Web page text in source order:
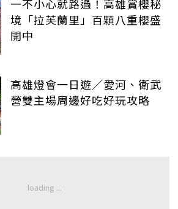
一不小心就路過！高雄賞櫻秘
境「拉芙蘭里」百顆八重櫻盛
開中
高雄燈會一日遊／愛河、衛武
營雙主場周邊好吃好玩攻略